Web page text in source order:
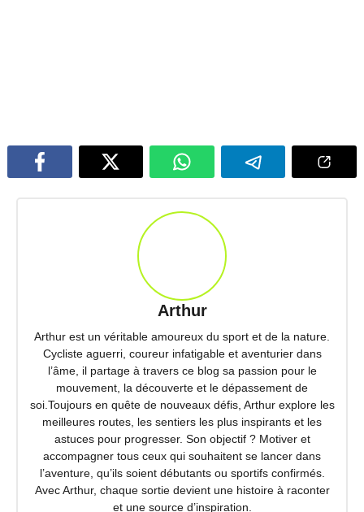
Arthur
Arthur est un véritable amoureux du sport et de la nature.
Cycliste aguerri, coureur infatigable et aventurier dans
l’âme, il partage à travers ce blog sa passion pour le
mouvement, la découverte et le dépassement de
soi.Toujours en quête de nouveaux défis, Arthur explore les
meilleures routes, les sentiers les plus inspirants et les
astuces pour progresser. Son objectif ? Motiver et
accompagner tous ceux qui souhaitent se lancer dans
l’aventure, qu’ils soient débutants ou sportifs confirmés.
Avec Arthur, chaque sortie devient une histoire à raconter
et une source d’inspiration.